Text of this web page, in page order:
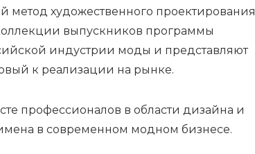
метод художественного проектирования
выпускников программы
индустрии моды и представляют
к реализации на рынке.
профессионалов в области дизайна и
в современном модном бизнесе.